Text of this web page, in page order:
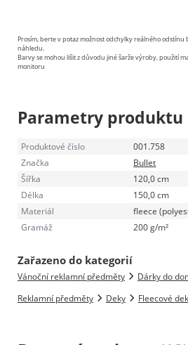
Prosím, berte v potaz možnost odchylky reálného
náhledu.
Barvy se mohou lišit z důvodu jiné šarže výroby, použití
monitoru
Parametry produktu
Produktové číslo
001.758
Značka
Bullet
Šířka
120,0 cm
Délka
150,0 cm
Materiál
fleece
Gramáž
200 g/m²
Zařazeno do kategorií
Vánoční reklamní předměty
Dárky do
Reklamní předměty
Deky Fleecové